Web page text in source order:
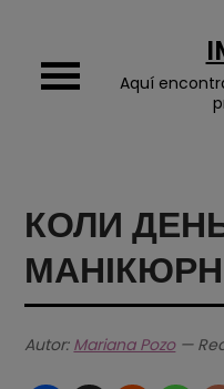
content
Aquí
КОЛИ
Autor: Mariana Pozo—